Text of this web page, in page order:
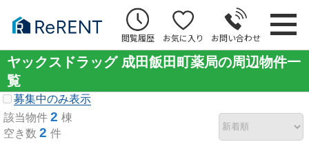
閲覧履歴 お気に入り お問い合わせ
ヤックスドラッグ 成田飯田町薬局の周辺物件一
覧
募集中のみ表示
該当物件 2 棟
空き数 2 件